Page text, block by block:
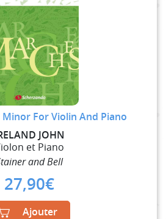
For Violin And Piano
JOHN
et Piano
and Bell
27,90€
Ajouter